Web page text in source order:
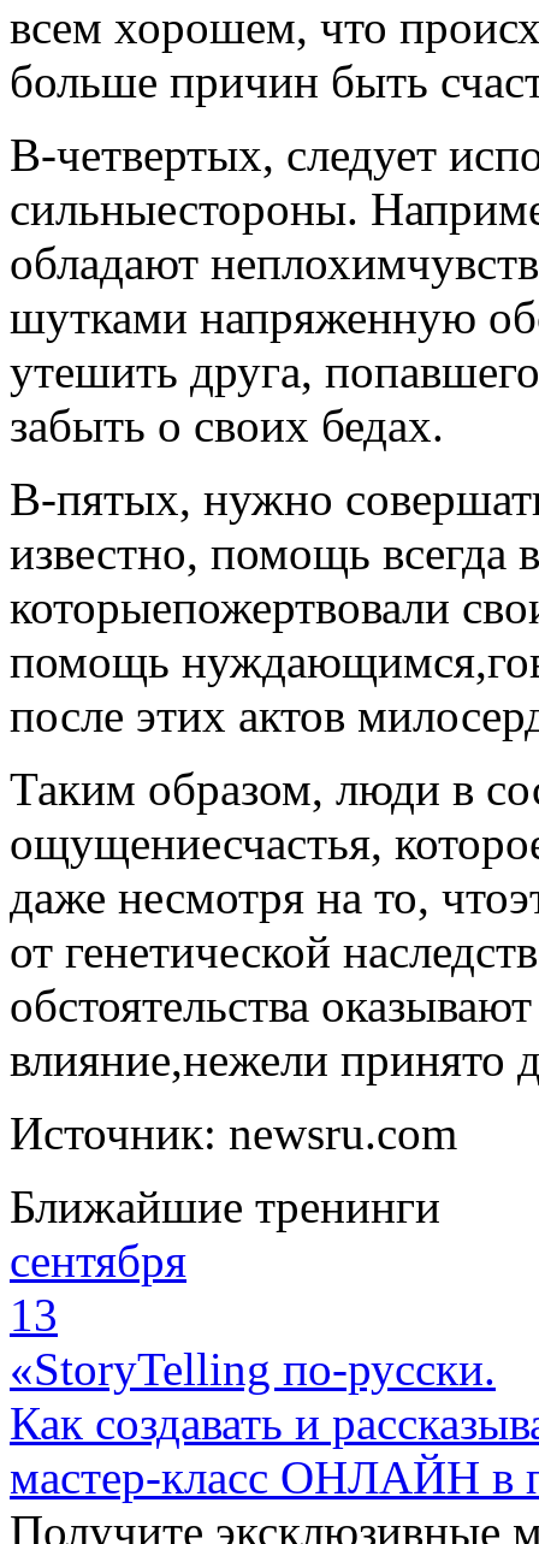
всем хорошем, что
больше причин быть
В-четвертых, следует
сильныестороны.
обладают
шутками напряженную
утешить друга,
забыть о своих бедах.
В-пятых, нужно
известно, помощь всегда
которыепожертвовали
помощь
после этих актов
Таким образом, люди в
ощущениесчастья,
даже несмотря на то,
от генетической
обстоятельства
влияние,нежели принято
Источник: newsru.com
Ближайшие тренинги
сентября
13
«StoryTelling по-русски.
Как создавать и
мастер-класс ОНЛАЙН в
Получите эксклюзивные